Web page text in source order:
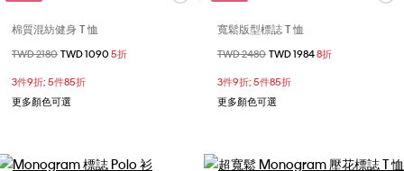
棉質混紡健身 T 恤
價格扣減從
TWD 2180 至
TWD 1090 5折
3件9折; 5件85折
更多顏色可選
寬鬆版型標誌 T 恤
價格扣減從
TWD 2480 至
TWD 19848折
3件9折; 5件85折
更多顏色可選